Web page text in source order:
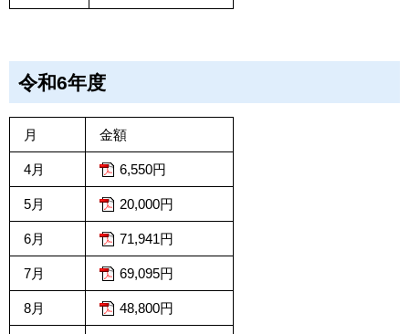
令和6年度
月 金額
4月 6,550円
5月 20,000円
6月 71,941円
7月 69,095円
8月 48,800円